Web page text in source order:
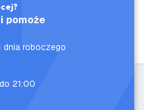
pomoże
dnia roboczego
21:00